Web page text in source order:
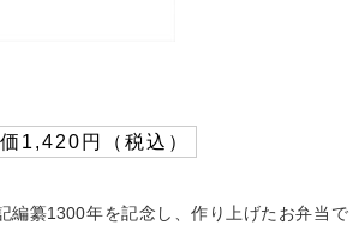
1,420円（税込）
編纂1300年を記念し、作り上げたお弁当で